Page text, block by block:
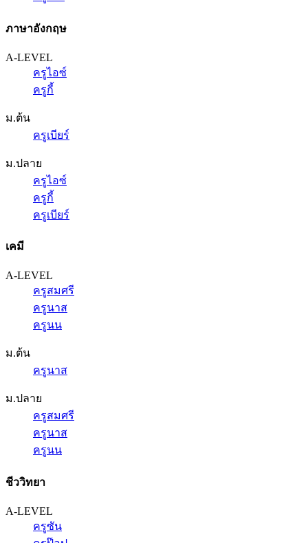
ภาษาอังกฤษ
A-LEVEL
ครูไอซ์
ครูกี้
ม.ต้น
ครูเบียร์
ม.ปลาย
ครูไอซ์
ครูกี้
ครูเบียร์
เคมี
A-LEVEL
ครูสมศรี
ครูนาส
ครูนน
ม.ต้น
ครูนาส
ม.ปลาย
ครูสมศรี
ครูนาส
ครูนน
ชีววิทยา
A-LEVEL
ครูซัน